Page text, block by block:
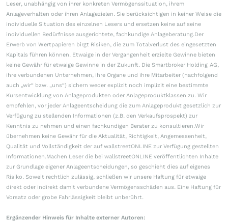
Leser, unabhängig von ihrer konkreten Vermögenssituation, ihrem
Anlageverhalten oder ihren Anlagezielen. Sie berücksichtigen in keiner Weise die
individuelle Situation des einzelnen Lesers und ersetzen keine auf seine
individuellen Bedürfnisse ausgerichtete, fachkundige Anlageberatung.Der
Erwerb von Wertpapieren birgt Risiken, die zum Totalverlust des eingesetzten
Kapitals führen können. Etwaige in der Vergangenheit erzielte Gewinne bieten
keine Gewähr für etwaige Gewinne in der Zukunft. Die Smartbroker Holding AG,
ihre verbundenen Unternehmen, ihre Organe und ihre Mitarbeiter (nachfolgend
auch „wir“ bzw. „uns“) sichern weder explizit noch implizit eine bestimmte
Kursentwicklung von Anlageprodukten oder Anlageproduktklassen zu. Wir
empfehlen, vor jeder Anlageentscheidung die zum Anlageprodukt gesetzlich zur
Verfügung zu stellenden Informationen (z.B. den Verkaufsprospekt) zur
Kenntnis zu nehmen und einen fachkundigen Berater zu konsultieren.Wir
übernehmen keine Gewähr für die Aktualität, Richtigkeit, Angemessenheit,
Qualität und Vollständigkeit der auf wallstreetONLINE zur Verfügung gestellten
Informationen.Machen Leser die bei wallstreetONLINE veröffentlichten Inhalte
zur Grundlage eigener Anlageentscheidungen, so geschieht dies auf eigenes
Risiko. Soweit rechtlich zulässig, schließen wir unsere Haftung für etwaige
direkt oder indirekt damit verbundene Vermögensschäden aus. Eine Haftung für
Vorsatz oder grobe Fahrlässigkeit bleibt unberührt.
Ergänzender Hinweis für Inhalte externer Autoren: